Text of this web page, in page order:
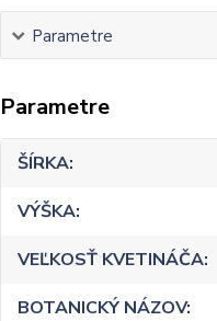
Parametre
Parametre
ŠÍRKA
VÝŠKA
VEĽKOSŤ KVETINÁČA
BOTANICKÝ NÁZOV